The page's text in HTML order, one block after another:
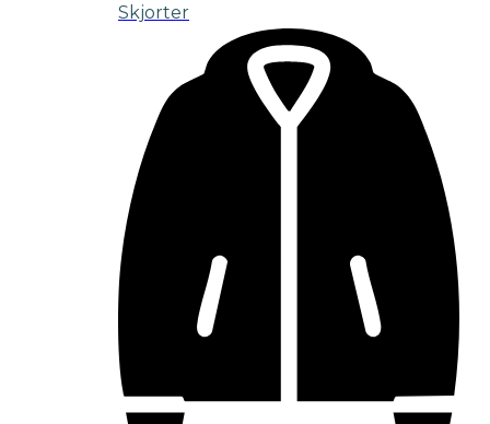
Skjorter